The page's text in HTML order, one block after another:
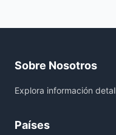
Sobre Nosotros
Explora información
Países